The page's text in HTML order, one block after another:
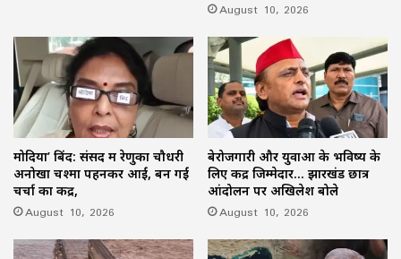
August 10, 2026
मोदिया’ बिंद: संसद में रेणुका चौधरी
अनोखा चश्मा पहनकर आईं, बन गईं
चर्चा का केंद्र,
August 10, 2026
बेरोजगारी और युवाओं के भविष्य के
लिए केंद्र जिम्मेदार… झारखंड छात्र
आंदोलन पर अखिलेश बोले
August 10, 2026